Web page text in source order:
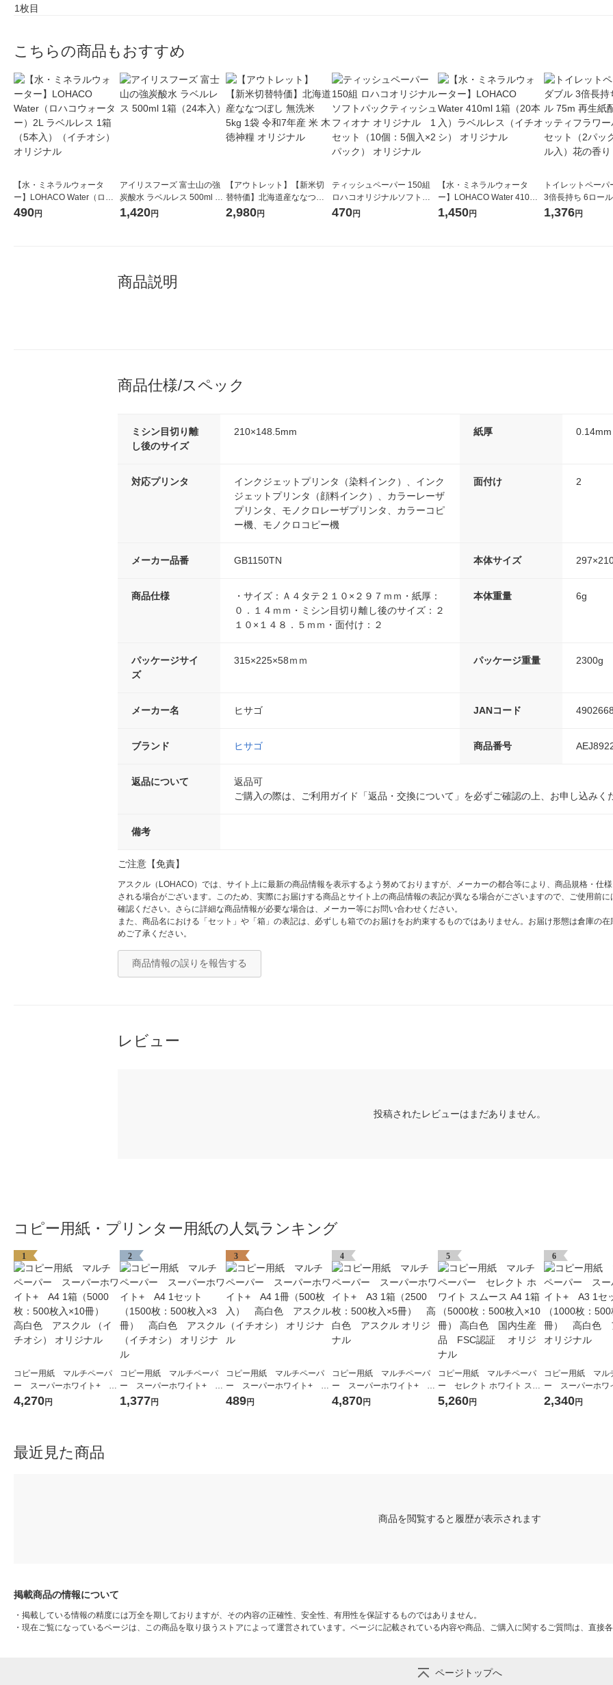
こちらの商品もおすすめ
【水・ミネラルウォータ
ー】LOHACO Water（ロハ
コウォーター）2L ラベルレ
490円
アイリスフーズ 富士山の強
炭酸水 ラベルレス 500ml 1
箱（24本入）
1,420円
【アウトレット】【新米切
替特価】北海道産ななつぼ
し 無洗米 5kg 1袋 令和7年産
2,980円
ティッシュペーパー 150組
ロハコオリジナルソフトパ
ックティッシュ フィオナ オ
470円
【水・ミネラルウォータ
ー】LOHACO Water 410ml
1箱（20本入）ラベルレス
1,450円
トイレットペーパ
3倍長持ち 6ロール 75m 再生
紙配合 スコッティ
1,376円
商品説明
商品仕様/スペック
ミシン目切り離
し後のサイズ
210×148.5mm 紙厚 0.14mm
対応プリンタ
インクジェットプリンタ（染料インク）、インク
ジェットプリンタ（顔料インク）、カラーレーザ
プリンタ、モノクロレーザプリンタ、カラーコピ
ー機、モノクロコピー機
面付け 2
メーカー品番 GB1150TN 本体サイズ
商品仕様
・サイズ：Ａ４タテ２１０×２９７ｍｍ・紙厚：
０．１４ｍｍ・ミシン目切り離し後のサイズ：２
１０×１４８．５ｍｍ・面付け：２
本体重量 6g
パッケージサイ
ズ
315×225×58ｍｍ パッケージ重量 2300g
メーカー名 ヒサゴ JANコード
ブランド ヒサゴ 商品番号
返品について
返品可
ご購入の際は、ご利用ガイド「返品・交換について」を必ずご確認の上、お申し込みく
備考
ご注意【免責】
アスクル（LOHACO）では、サイト上に最新の商品情報を表示するよう努めておりますが、メーカーの都合等により、商品規格・仕
される場合がございます。このため、実際にお届けする商品とサイト上の商品情報の表記が異なる場合がございますので、ご使用前
確認ください。さらに詳細な商品情報が必要な場合は、メーカー等にお問い合わせください。
また、商品名における「セット」や「箱」の表記は、必ずしも箱でのお届けをお約束するものではありません。お届け形態は倉庫の
めご了承ください。
商品情報の誤りを報告する
レビュー
投稿されたレビューはまだありません。
コピー用紙・プリンター用紙の人気ランキング
1
コピー用紙 マルチペーパ
ー スーパーホワイト+ A4
1箱（5000枚：500枚入×10
4,270円
2
コピー用紙 マルチペーパ
ー スーパーホワイト+ A4
1セット（1500枚：500枚入
1,377円
3
コピー用紙 マルチペーパ
ー スーパーホワイト+ A4
1冊（500枚入） 高白色
489円
4
コピー用紙 マルチペーパ
ー スーパーホワイト+ A3
1箱（2500枚：500枚入×5
4,870円
5
コピー用紙 マルチペーパ
ー セレクト ホワイト スム
ース A4 1箱（5000枚：500
5,260円
6
コピー用紙 マル
ー スーパーホワ
1セット（1000枚
2,340円
最近見た商品
商品を閲覧すると履歴が表示されます
掲載商品の情報について
・ 掲載している情報の精度には万全を期しておりますが、その内容の正確性、安全性、有用性を保証するものではありません。
・ 現在ご覧になっているページは、この商品を取り扱うストアによって運営されています。ページに記載されている内容や商品、ご購入に関するご質問は、直接
ページトップへ